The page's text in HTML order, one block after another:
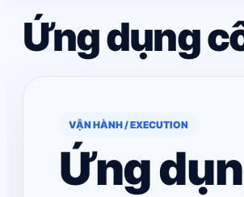
Ứng dụng
VẬN HÀNH / EXECUTION
Ứng